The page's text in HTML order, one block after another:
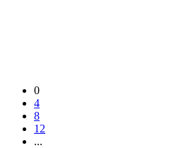
0
4
8
12
...